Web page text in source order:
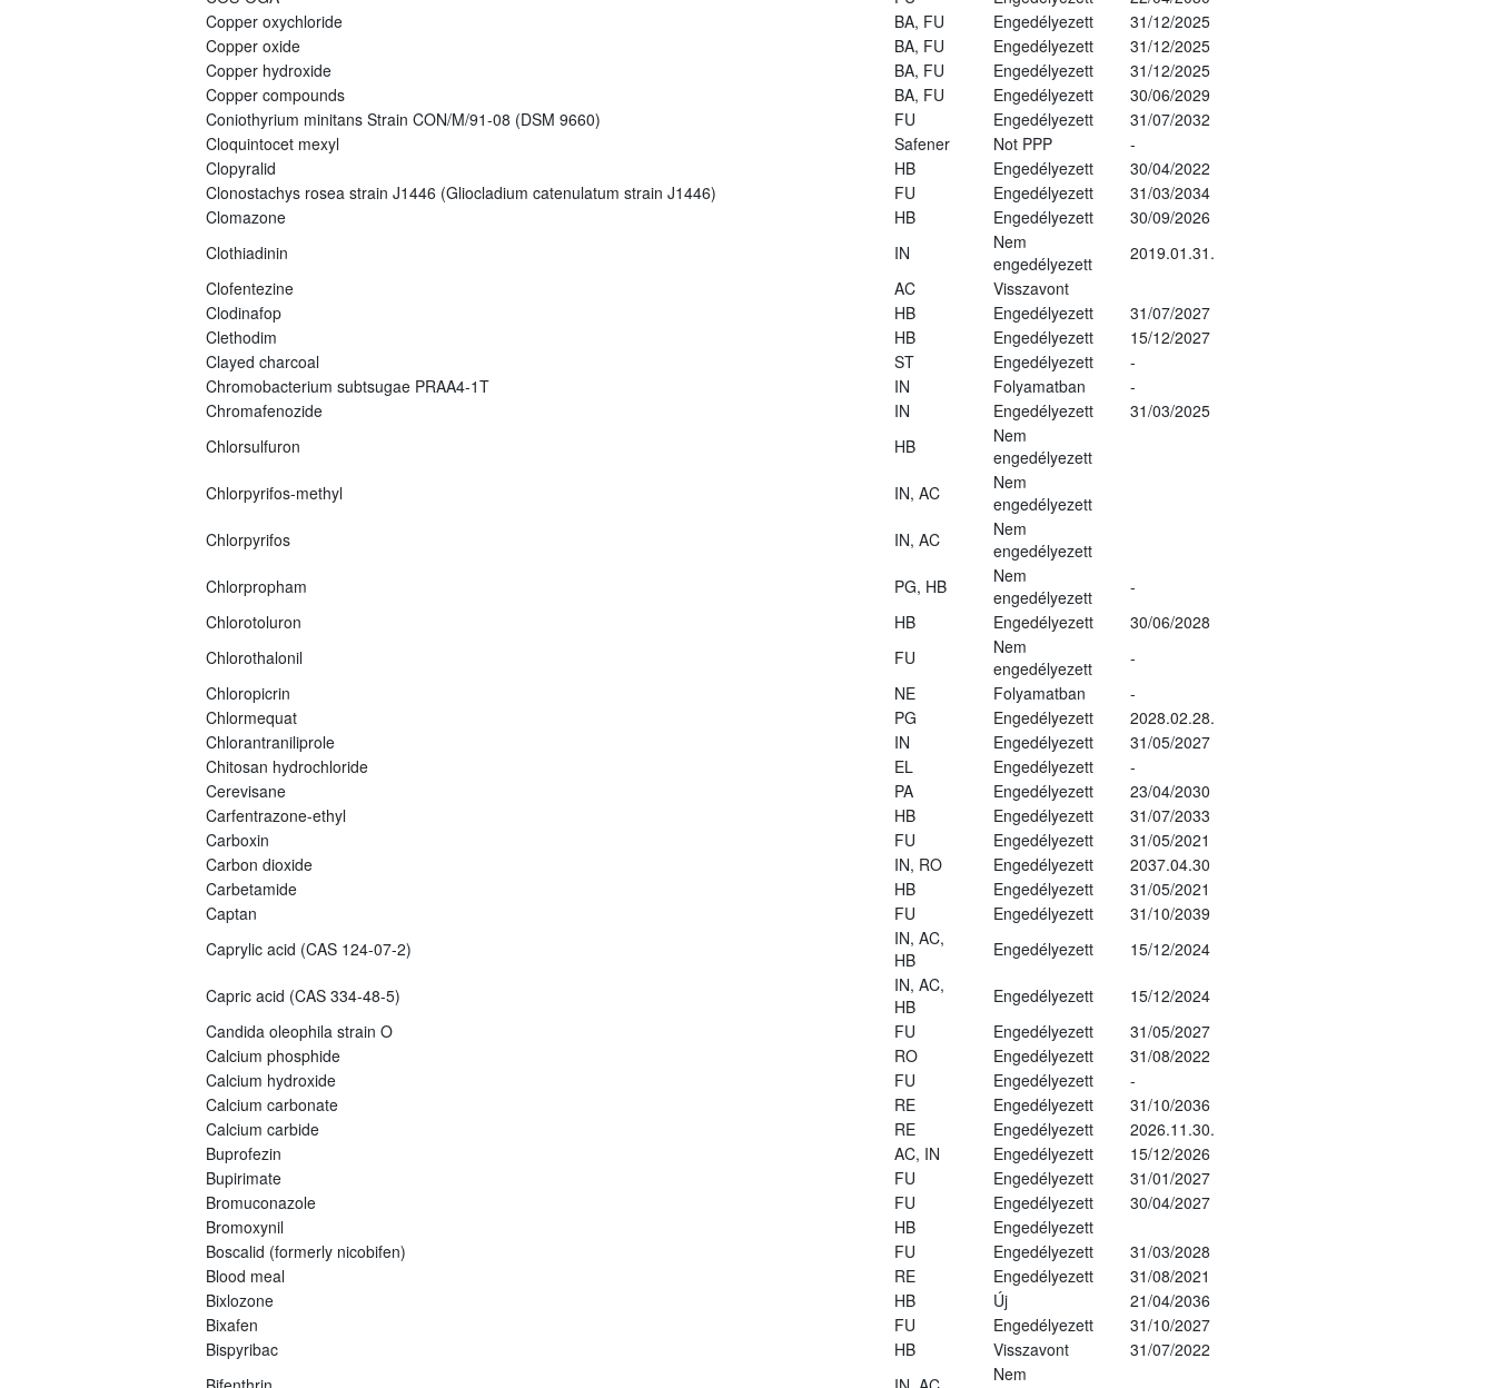
Copper oxychloride
BA, FU Engedélyezett
31/12/2025
Copper oxide
BA, FU Engedélyezett
31/12/2025
Copper hydroxide
BA, FU Engedélyezett
31/12/2025
Copper compounds
BA, FU Engedélyezett
30/06/2029
Coniothyrium minitans Strain CON/M/91-08 (DSM 9660)
FU Engedélyezett
31/07/2032
Cloquintocet mexyl
Safener Not PPP
-
Clopyralid
HB Engedélyezett
30/04/2022
Clonostachys rosea strain J1446 (Gliocladium catenulatum strain J1446)
FU Engedélyezett
31/03/2034
Clomazone
HB Engedélyezett
30/09/2026
Clothiadinin
IN
Nem
engedélyezett
2019.01.31.
Clofentezine
AC
Visszavont
Clodinafop
HB Engedélyezett
31/07/2027
Clethodim
HB Engedélyezett
15/12/2027
Clayed charcoal
ST Engedélyezett
-
Chromobacterium subtsugae PRAA4-1T
IN Folyamatban
-
Chromafenozide
IN Engedélyezett
31/03/2025
Chlorsulfuron
HB
Nem
engedélyezett
Chlorpyrifos-methyl
IN, AC
Nem
engedélyezett
Chlorpyrifos
IN, AC
Nem
engedélyezett
Chlorpropham
PG, HB
Nem
engedélyezett
-
Chlorotoluron
HB Engedélyezett
30/06/2028
Chlorothalonil
FU
Nem
engedélyezett
-
Chloropicrin
NE Folyamatban
-
Chlormequat
PG Engedélyezett
2028.02.28.
Chlorantraniliprole
IN Engedélyezett
31/05/2027
Chitosan hydrochloride
EL Engedélyezett
-
Cerevisane
PA Engedélyezett
23/04/2030
Carfentrazone-ethyl
HB Engedélyezett
31/07/2033
Carboxin
FU Engedélyezett
31/05/2021
Carbon dioxide
IN, RO Engedélyezett
2037.04.30
Carbetamide
HB Engedélyezett
31/05/2021
Captan
FU Engedélyezett
31/10/2039
Caprylic acid (CAS 124-07-2)
IN, AC,
HB
Engedélyezett 15/12/2024
Capric acid (CAS 334-48-5)
IN, AC,
HB
Engedélyezett
15/12/2024
Candida oleophila strain O
FU Engedélyezett
31/05/2027
Calcium phosphide
RO Engedélyezett
31/08/2022
Calcium hydroxide
FU Engedélyezett
-
Calcium carbonate
RE Engedélyezett
31/10/2036
Calcium carbide
RE Engedélyezett
2026.11.30.
Buprofezin
AC, IN Engedélyezett
15/12/2026
Bupirimate
FU Engedélyezett
31/01/2027
Bromuconazole
FU Engedélyezett
30/04/2027
Bromoxynil
HB
Engedélyezett
Boscalid (formerly nicobifen)
FU Engedélyezett
31/03/2028
Blood meal
RE Engedélyezett
31/08/2021
Bixlozone
HB Új
21/04/2036
Bixafen
FU Engedélyezett
31/10/2027
Bispyribac
HB Visszavont
31/07/2022
Nem